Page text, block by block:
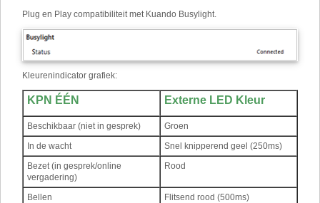
Plug en Play compatibiliteit met Kuando Busylight.
Kleurenindicator grafiek:
KPN ÉÉN Externe LED Kleur
Beschikbaar (niet in gesprek)
Groen
In de wacht
Snel knipperend geel (250ms)
Bezet (in gesprek/online
vergadering)
Rood
Bellen
Flitsend rood (500ms)